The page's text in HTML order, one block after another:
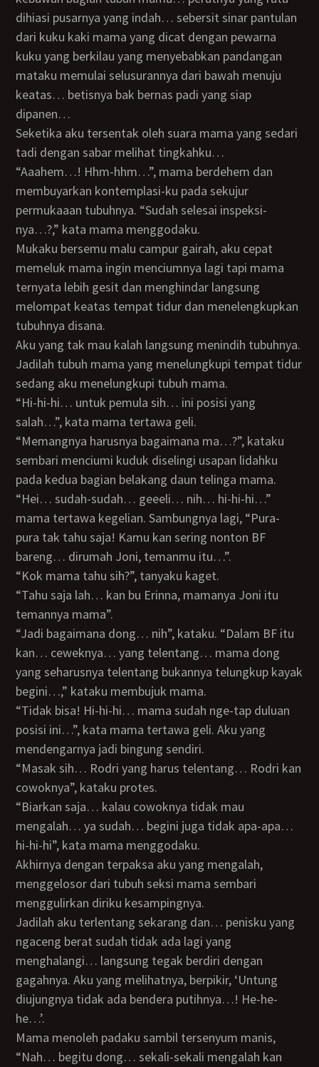
dihiasi pusarnya yang indah… sebersit sinar pantulan
dari kuku kaki mama yang dicat dengan pewarna
kuku yang berkilau yang menyebabkan pandangan
mataku memulai selusurannya dari bawah menuju
keatas… betisnya bak bernas padi yang siap
dipanen…
Seketika aku tersentak oleh suara mama yang sedari
tadi dengan sabar melihat tingkahku…
“Aaahem…! Hhm-hhm…”, mama berdehem dan
membuyarkan kontemplasi-ku pada sekujur
permukaaan tubuhnya. “Sudah selesai inspeksi-
nya…?,” kata mama menggodaku.
Mukaku bersemu malu campur gairah, aku cepat
memeluk mama ingin menciumnya lagi tapi mama
ternyata lebih gesit dan menghindar langsung
melompat keatas tempat tidur dan menelengkupkan
tubuhnya disana.
Aku yang tak mau kalah langsung menindih tubuhnya.
Jadilah tubuh mama yang menelungkupi tempat tidur
sedang aku menelungkupi tubuh mama.
“Hi-hi-hi… untuk pemula sih… ini posisi yang
salah…”, kata mama tertawa geli.
“Memangnya harusnya bagaimana ma…?”, kataku
sembari menciumi kuduk diselingi usapan lidahku
pada kedua bagian belakang daun telinga mama.
“Hei… sudah-sudah… geeeli… nih… hi-hi-hi…”
mama tertawa kegelian. Sambungnya lagi, “Pura-
pura tak tahu saja! Kamu kan sering nonton BF
bareng… dirumah Joni, temanmu itu…”.
“Kok mama tahu sih?”, tanyaku kaget.
“Tahu saja lah… kan bu Erinna, mamanya Joni itu
temannya mama”.
“Jadi bagaimana dong… nih”, kataku. “Dalam BF itu
kan… ceweknya… yang telentang… mama dong
yang seharusnya telentang bukannya telungkup kayak
begini…,” kataku membujuk mama.
“Tidak bisa! Hi-hi-hi… mama sudah nge-tap duluan
posisi ini…”, kata mama tertawa geli. Aku yang
mendengarnya jadi bingung sendiri.
“Masak sih… Rodri yang harus telentang… Rodri kan
cowoknya”, kataku protes.
“Biarkan saja… kalau cowoknya tidak mau
mengalah… ya sudah… begini juga tidak apa-apa…
hi-hi-hi”, kata mama menggodaku.
Akhirnya dengan terpaksa aku yang mengalah,
menggelosor dari tubuh seksi mama sembari
menggulirkan diriku kesampingnya.
Jadilah aku terlentang sekarang dan… penisku yang
ngaceng berat sudah tidak ada lagi yang
menghalangi… langsung tegak berdiri dengan
gagahnya. Aku yang melihatnya, berpikir, ‘Untung
diujungnya tidak ada bendera putihnya…! He-he-
he…’.
Mama menoleh padaku sambil tersenyum manis,
“Nah… begitu dong… sekali-sekali mengalah kan